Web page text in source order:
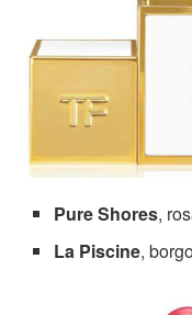
Pure Shores,
La Piscine,